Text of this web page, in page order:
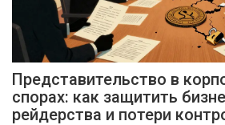
Представительство в
спорах: как защитить
рейдерства и потери